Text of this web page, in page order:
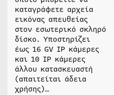
καταγράφετε αρχεία
εικόνας απευθείας
στον εσωτερικό σκληρό
δίσκο. Υποστηρίζει
έως 16 GV IP κάμερες
και 10 IP κάμερες
άλλου κατασκευαστή
(απαιτείται άδεια
χρήσης)…